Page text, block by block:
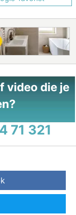
video die je
71 321